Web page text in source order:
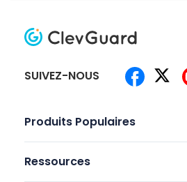
SUIVEZ-NOUS
Produits Populaires
Ressources